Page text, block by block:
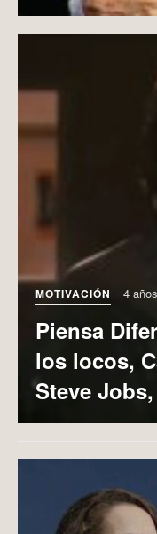
MOTIVACIÓN 4
Piensa
los locos,
Steve